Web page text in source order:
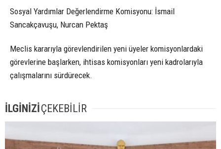
Sosyal Yardımlar Değerlendirme Komisyonu: İsmail
Sancakçavuşu, Nurcan Pektaş
Meclis kararıyla görevlendirilen yeni üyeler komisyonlardaki
görevlerine başlarken, ihtisas komisyonları yeni kadrolarıyla
çalışmalarını sürdürecek.
İLGİNİZİÇEKEBİLİR